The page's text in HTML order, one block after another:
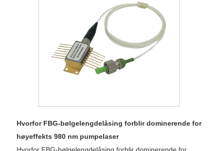
Hvorfor FBG-bølgelengdelåsing forblir dominerende for
høyeffekts 980 nm pumpelaser